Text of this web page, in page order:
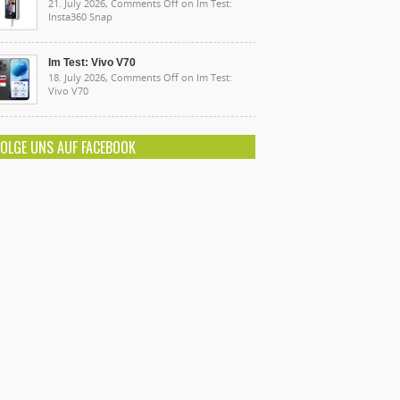
21. July 2026, Comments Off on Im Test:
Insta360 Snap
Im Test: Vivo V70
18. July 2026, Comments Off on Im Test:
Vivo V70
UNS AUF FACEBOOK